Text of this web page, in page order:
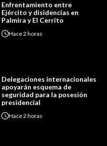
Enfrentamiento entre
Ejército y disidencias en
Palmira y El Cerrito
Hace2 horas
Delegaciones internacionales
apoyarán esquema de
seguridad para la posesión
presidencial
Hace2 horas